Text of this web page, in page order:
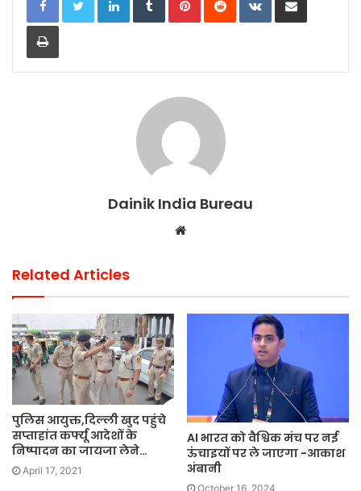
Print
Dainik India Bureau
Website
Related Articles
पुलिस आयुक्त,दिल्ली खुद पहुंचे
सप्ताहांत कर्फ्यू आदेशों के
निष्पादन का जायजा लेने…
April 17, 2021
AI भारत को वैश्विक मंच पर नई
ऊंचाइयों पर ले जाएगा -आकाश
अंबानी
October 16, 2024